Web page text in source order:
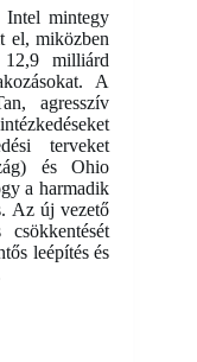
Intel mintegy
el, miközben
milliárd
A
agresszív
terveket
és Ohio
a harmadik
Az új vezető
leépítés és